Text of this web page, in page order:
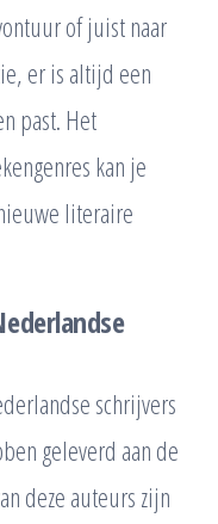
of juist naar
er is altijd een
past. Het
kan je
literaire
schrijvers
geleverd aan de
deze auteurs zijn